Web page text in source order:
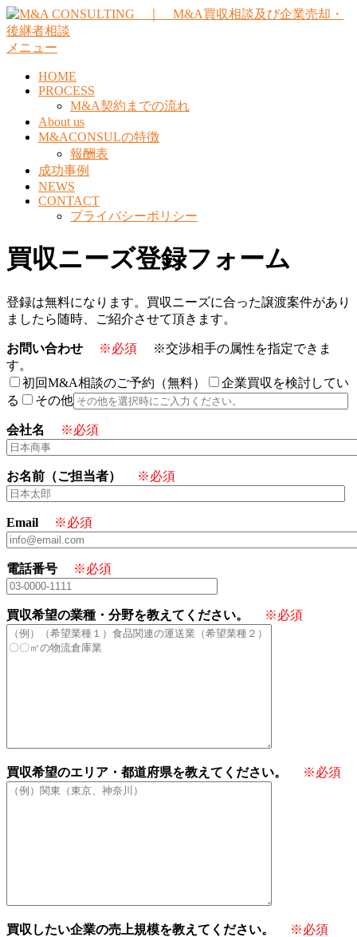
コ
ン
テ
メニュー
HOME
PROCESS
M&A契約までの流れ
About us
M&ACONSULの特徴
報酬表
成功事例
NEWS
CONTACT
プライバシーポリシー
買収ニーズ登録フォーム
登録は無料になります。買収ニーズに合った譲渡案件があり
ましたら随時、ご紹介させて頂きます。
お問い合わせ ※必須
※交渉相手の属性を指定できま
す。
初回M&A相談のご予約（無料）
企業買収を検討してい
る
その他
会社名 ※必須
お名前（ご担当者） ※必須
Email ※必須
電話番号 ※必須
買収希望の業種・分野を教えてください。 ※必須
買収希望のエリア・都道府県を教えてください。 ※必須
買収したい企業の売上規模を教えてください。 ※必須